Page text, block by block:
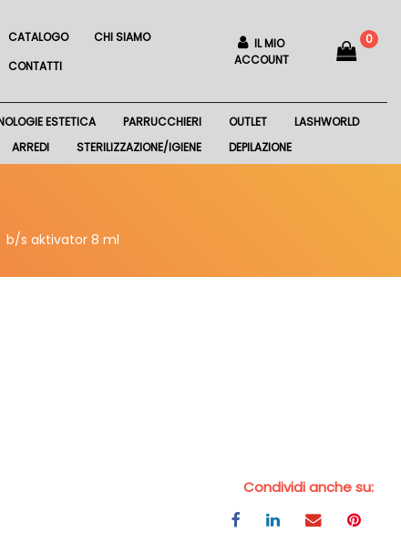
CATALOGO
CHI SIAMO
CONTATTI
IL MIO
ACCOUNT
0
ESTETICA PARRUCCHIERI OUTLET
LASHWORLD
ARREDI STERILIZZAZIONE/IGIENE DEPILAZIONE
b/s aktivator 8 ml
Condividi anche su: